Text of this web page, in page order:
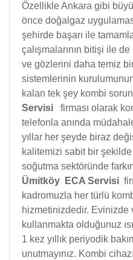
Özellikle Ankara gibi
önce doğalgaz
şehirde başarı ile
çalışmalarının bitişi ile
ve gözlerini daha temiz
sistemlerinin
kalan tek şey kombi
Servisi firması olarak
telefonla anında
yıllar her şeyde biraz
kalitemizi sabit bir şekilde
soğutma sektöründe
Ümitköy ECA Servisi
kadromuzla her türlü
hizmetinizdedir. Evinizde
kullanmakta olduğunuz
1 kez yıllık periyodik
unutmayınız. Kombi